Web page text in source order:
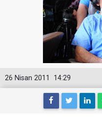
14:29
26 Nisan 2011